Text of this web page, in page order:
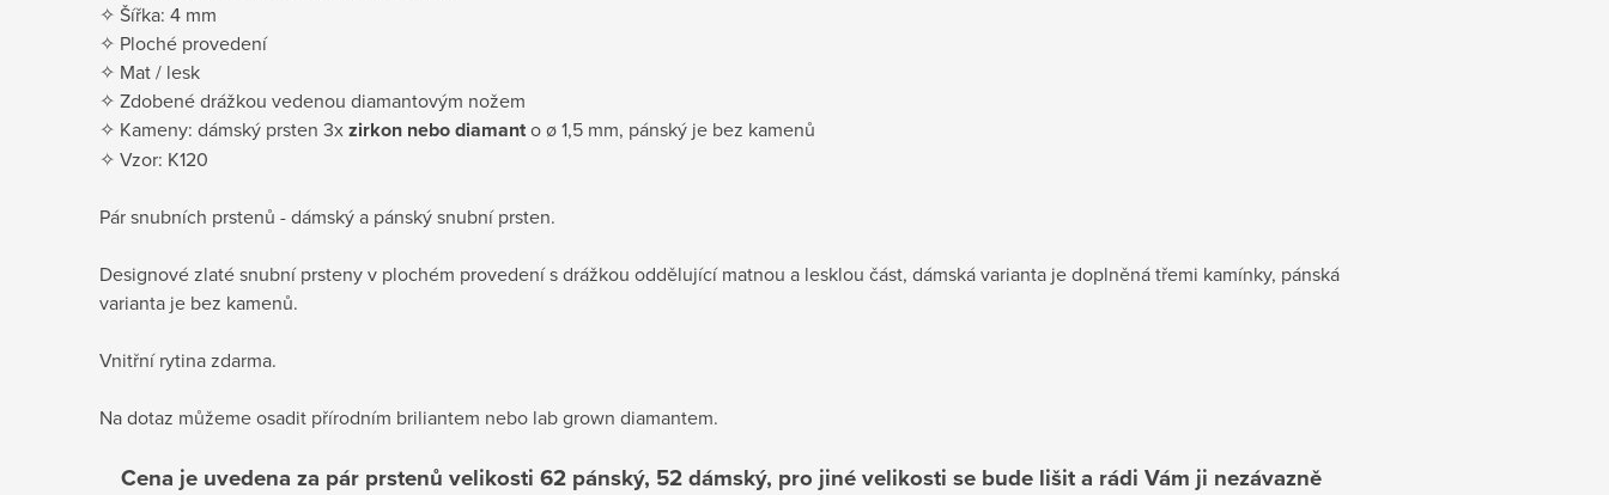
✧ Šířka: 4 mm
✧ Ploché provedení
✧ Mat / lesk
✧ Zdobené drážkou vedenou diamantovým nožem
✧ Kameny: dámský prsten 3xzirkon nebo diamanto ø 1,5 mm, pánský je bez kamenů
✧ Vzor: K120
Pár snubních prstenů - dámský a pánský snubní prsten.
Designové zlaté snubní prsteny v plochém provedení s drážkou oddělující matnou a lesklou část, dámská varianta je doplněná třemi kamínky, pánská
varianta je bez kamenů.
Vnitřní rytina zdarma.
Na dotaz můžeme osadit přírodním briliantem nebo lab grown diamantem.
Cena je uvedena za pár prstenů velikosti 62 pánský, 52 dámský, pro jiné velikosti se bude lišit a rádi Vám ji nezávazně